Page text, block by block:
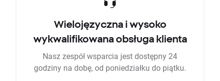
Wielojęzyczna i wysoko
wykwalifikowana obsługa klienta
Nasz zespół wsparcia jest dostępny 24
godziny na dobę, od poniedziałku do piątku.